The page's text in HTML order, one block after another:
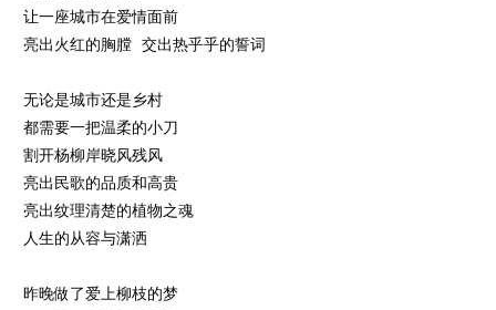
让一座城市在爱情面前
亮出火红的胸膛 交出热乎乎的誓词
无论是城市还是乡村
都需要一把温柔的小刀
割开杨柳岸晓风残风
亮出民歌的品质和高贵
亮出纹理清楚的植物之魂
人生的从容与潇洒
昨晚做了爱上柳枝的梦